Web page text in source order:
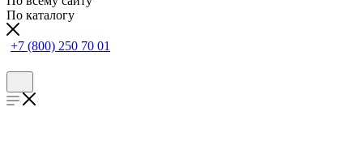
По каталогу
+7 (800) 250 70 01